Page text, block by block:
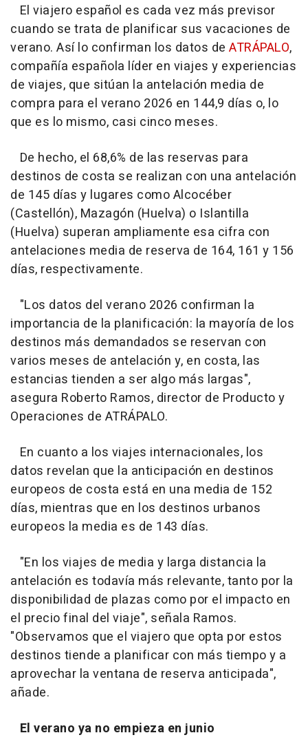
El viajero español es cada vez más previsor
cuando se trata de planificar sus vacaciones de
verano. Así lo confirman los datos de ATRÁPALO,
compañía española líder en viajes y experiencias
de viajes, que sitúan la antelación media de
compra para el verano 2026 en 144,9 días o, lo
que es lo mismo, casi cinco meses.
De hecho, el 68,6% de las reservas para
destinos de costa se realizan con una antelación
de 145 días y lugares como Alcocéber
(Castellón), Mazagón (Huelva) o Islantilla
(Huelva) superan ampliamente esa cifra con
antelaciones media de reserva de 164, 161 y 156
días, respectivamente.
"Los datos del verano 2026 confirman la
importancia de la planificación: la mayoría de los
destinos más demandados se reservan con
varios meses de antelación y, en costa, las
estancias tienden a ser algo más largas",
asegura Roberto Ramos, director de Producto y
Operaciones de ATRÁPALO.
En cuanto a los viajes internacionales, los
datos revelan que la anticipación en destinos
europeos de costa está en una media de 152
días, mientras que en los destinos urbanos
europeos la media es de 143 días.
"En los viajes de media y larga distancia la
antelación es todavía más relevante, tanto por la
disponibilidad de plazas como por el impacto en
el precio final del viaje", señala Ramos.
"Observamos que el viajero que opta por estos
destinos tiende a planificar con más tiempo y a
aprovechar la ventana de reserva anticipada",
añade.
El verano ya no empieza en junio